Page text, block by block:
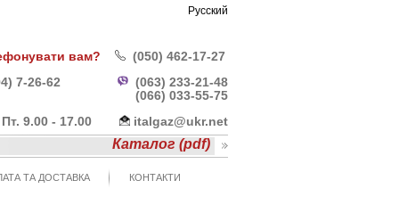
Русский
вам?
(050) 462-17-27
7-26-62
(063) 233-21-48
(066) 033-55-75
Пт. 9.00 - 17.00
italgaz@ukr.net
Каталог (pdf)
ТА ДОСТАВКА КОНТАКТИ